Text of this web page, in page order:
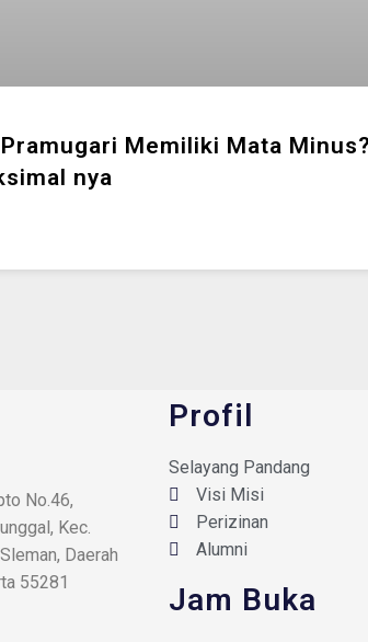
Memiliki Mata
nya
No.46,
Kec.
Daerah
55281
Profil
Selayang Pandang
Visi Misi
Perizinan
Alumni
Jam Buka